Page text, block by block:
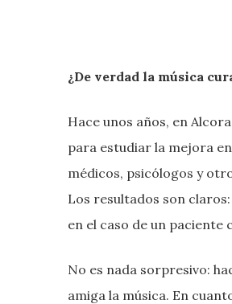
¿De verdad la música
Hace unos años, en
para estudiar la mejora
médicos, psicólogos y
Los resultados son
en el caso de un
No es nada sorpresivo:
amiga la música. En